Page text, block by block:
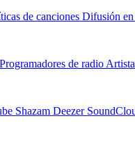
de canciones Difusión
Programadores de radio
Shazam Deezer